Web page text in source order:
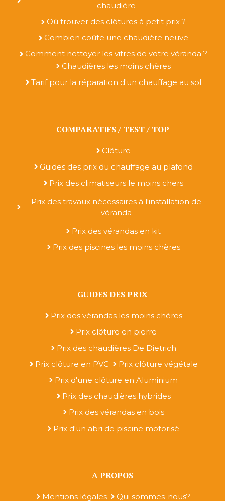
chaudière
Où trouver des clôtures à petit prix ?
Combien coûte une chaudière neuve
Comment nettoyer les vitres de votre véranda ?
Chaudières les moins chères
Tarif pour la réparation d'un chauffage au sol
COMPARATIFS / TEST / TOP
Clôture
Guides des prix du chauffage au plafond
Prix des climatiseurs le moins chers
Prix des travaux nécessaires à l'installation de
véranda
Prix des vérandas en kit
Prix des piscines les moins chères
GUIDES DES PRIX
Prix des vérandas les moins chères
Prix clôture en pierre
Prix des chaudières De Dietrich
Prix clôture en PVC
Prix clôture végétale
Prix d'une clôture en Aluminium
Prix des chaudières hybrides
Prix des vérandas en bois
Prix d'un abri de piscine motorisé
A PROPOS
Mentions légales Qui sommes-nous?